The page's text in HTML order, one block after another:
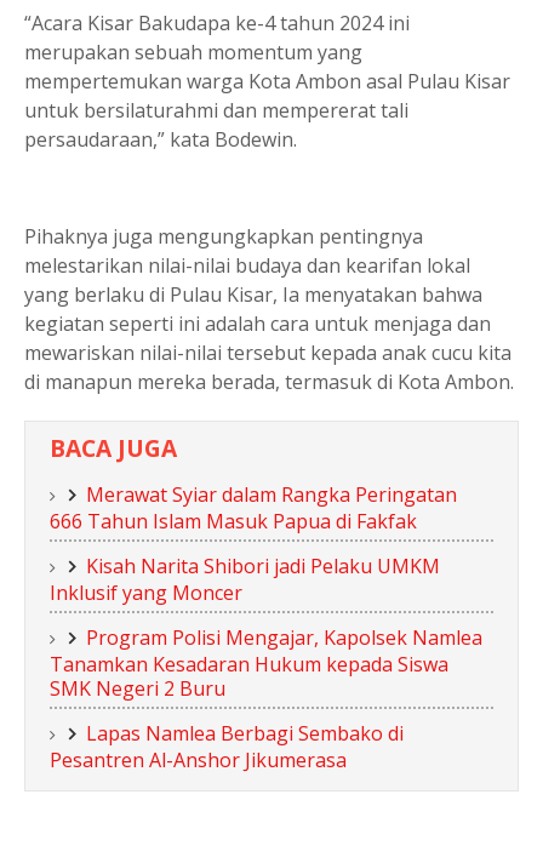
“Acara Kisar Bakudapa ke-4 tahun 2024 ini
merupakan sebuah momentum yang
mempertemukan warga Kota Ambon asal Pulau Kisar
untuk bersilaturahmi dan mempererat tali
persaudaraan,” kata Bodewin.
Pihaknya juga mengungkapkan pentingnya
melestarikan nilai-nilai budaya dan kearifan lokal
yang berlaku di Pulau Kisar, Ia menyatakan bahwa
kegiatan seperti ini adalah cara untuk menjaga dan
mewariskan nilai-nilai tersebut kepada anak cucu kita
di manapun mereka berada, termasuk di Kota Ambon.
BACA JUGA
Merawat Syiar dalam Rangka Peringatan
666 Tahun Islam Masuk Papua di Fakfak
Kisah Narita Shibori jadi Pelaku UMKM
Inklusif yang Moncer
Program Polisi Mengajar, Kapolsek Namlea
Tanamkan Kesadaran Hukum kepada Siswa
SMK Negeri 2 Buru
Lapas Namlea Berbagi Sembako di
Pesantren Al-Anshor Jikumerasa